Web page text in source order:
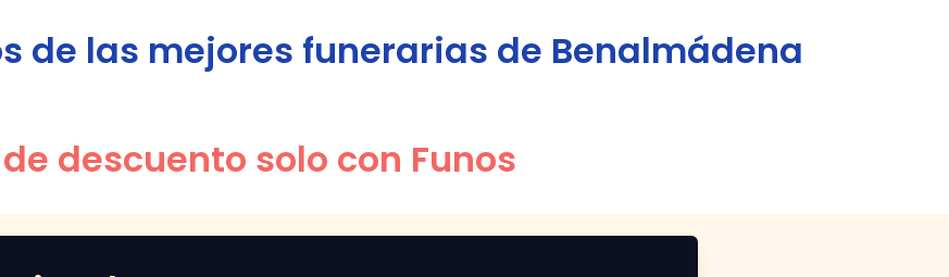
de las mejores funerarias de Benalmádena
descuento solo con Funos